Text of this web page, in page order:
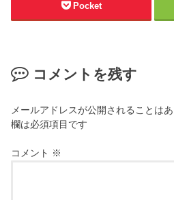
Pocket
コメントを残す
メールアドレスが公開されることはあ
欄は必須項目です
コメント ※